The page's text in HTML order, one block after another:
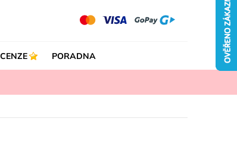
PORADNA